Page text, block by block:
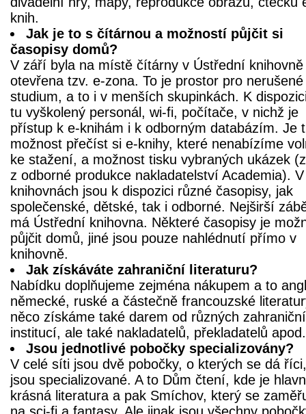
knih.
Jak je to s čítárnou a možností půjčit si
časopisy domů?
V září byla na místě čítárny v Ústřední knihovně
otevřena tzv. e-zona. To je prostor pro nerušené
studium, a to i v menších skupinkách. K
tu vyškolený personál, wi-fi, počítače, v nichž je
přístup k e-knihám i k odborným databázím. Je
možnost přečíst si e-knihy, které nenabízíme
ke stažení, a možnost tisku vybraných ukázek
z odborné produkce nakladatelství Academia). V
knihovnách jsou k dispozici různé časopisy, jak
společenské, dětské, tak i odborné. Nejširší
má Ústřední knihovna. Některé časopisy je
půjčit domů, jiné jsou pouze nahlédnutí přímo v
knihovně.
Jak získáváte zahraniční literaturu?
Nabídku doplňujeme zejména nákupem a to
německé, ruské a částečně francouzské
něco získáme také darem od různých
institucí, ale také nakladatelů, překladatelů apod.
Jsou jednotlivé pobočky specializovány?
V celé síti jsou dvě pobočky, o kterých se dá
jsou specializované. A to Dům čtení, kde je
krásná literatura a pak Smíchov, který se